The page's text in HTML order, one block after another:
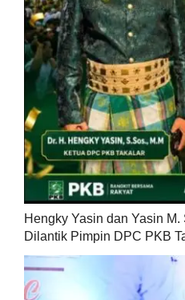
Hengky Yasin dan Yasin
Dilantik Pimpin DPC PKB